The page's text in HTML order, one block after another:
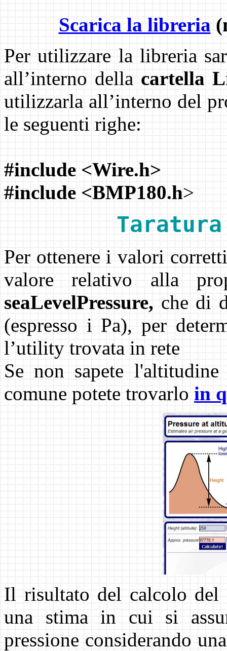
Scarica la libreria
Per utilizzare la libreria
all’interno della cartella
utilizzarla all’interno del
le seguenti righe:
#include <Wire.h>
#include <BMP180.h>
Per ottenere i valori
valore relativo alla
seaLevelPressure, che di
(espresso i Pa), per
l’utility trovata in rete
Se non sapete
comune potete trovarlo in
Il risultato del calcolo del
una stima in cui si
pressione considerando